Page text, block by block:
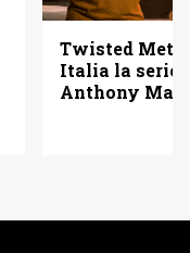
Twisted
Italia la serie
Anthony